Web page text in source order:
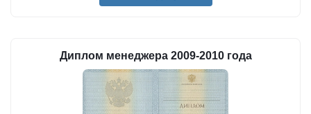
Диплом менеджера 2009-2010 года